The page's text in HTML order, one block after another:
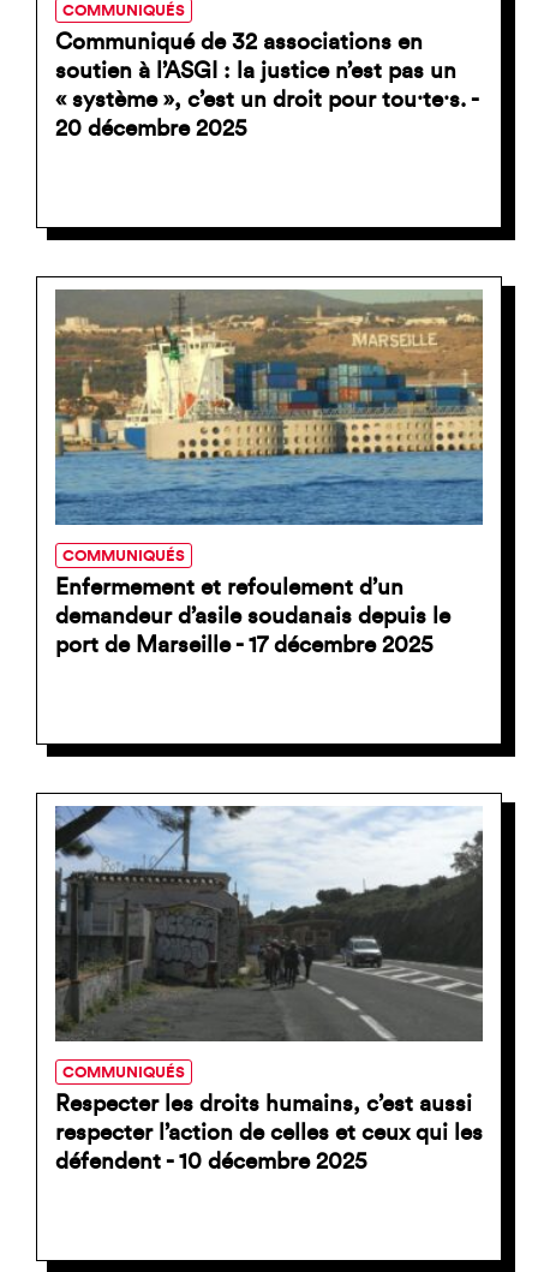
COMMUNIQUÉS
Communiqué de 32 associations en
soutien à l’ASGI : la justice n’est pas un
« système », c’est un droit pour tou⸱te⸱s. -
20 décembre 2025
COMMUNIQUÉS
Enfermement et refoulement d’un
demandeur d’asile soudanais depuis le
port de Marseille - 17 décembre 2025
COMMUNIQUÉS
Respecter les droits humains, c’est aussi
respecter l’action de celles et ceux qui les
défendent - 10 décembre 2025